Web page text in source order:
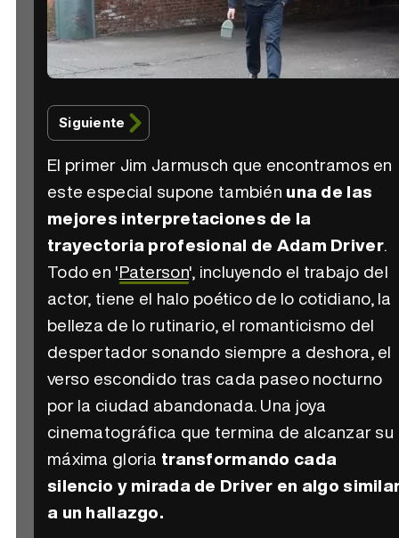
Siguiente
El primer Jim Jarmusch que encontramos en
este especial supone también una de las
mejores interpretaciones de la
trayectoria profesional de Adam Driver.
Todo en 'Paterson', incluyendo el trabajo del
actor, tiene el halo poético de lo cotidiano, la
belleza de lo rutinario, el romanticismo del
despertador sonando siempre a deshora, el
verso escondido tras cada paseo nocturno
por la ciudad abandonada. Una joya
cinematográfica que termina de alcanzar su
máxima gloria transformando cada
silencio y mirada de Driver en algo
a un hallazgo.